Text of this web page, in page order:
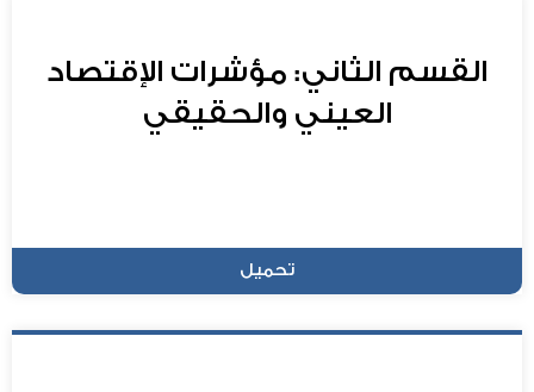
القسم الثاني: مؤشرات الإقتصاد
العيني والحقيقي
تحميل